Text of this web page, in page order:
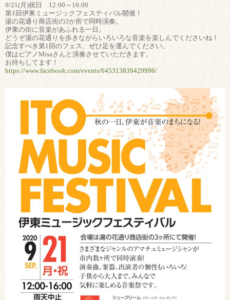
9/21(月)祝日 12:00～16:00
第1回伊東ミュージックフェスティバル開催！
湯の花通り商店街の3か所で同時演奏。
伊東の街に音楽があふれる一日。
どうぞ湯の花通りを歩きながらいろいろな音楽を楽しんでくださいね！
記念すべき第1回のフェス、ぜひ足を運んでください。
僕はピアノMisaさんと演奏させていただきます。
お待ちしてます！
https://www.facebook.com/events/645313839429996/